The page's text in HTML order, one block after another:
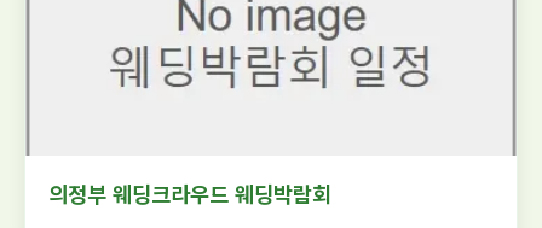
의정부 웨딩크라우드 웨딩박람회